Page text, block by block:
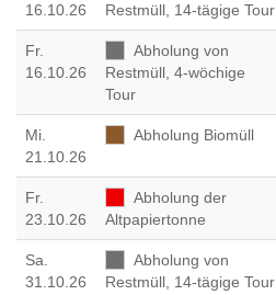
16.10.26
Restmüll, 14-tägige Tour
Fr.
16.10.26
Abholung von
Restmüll, 4-wöchige
Tour
Mi.
21.10.26
Abholung Biomüll
Fr.
23.10.26
Abholung der
Altpapiertonne
Sa.
31.10.26
Abholung von
Restmüll, 14-tägige Tour